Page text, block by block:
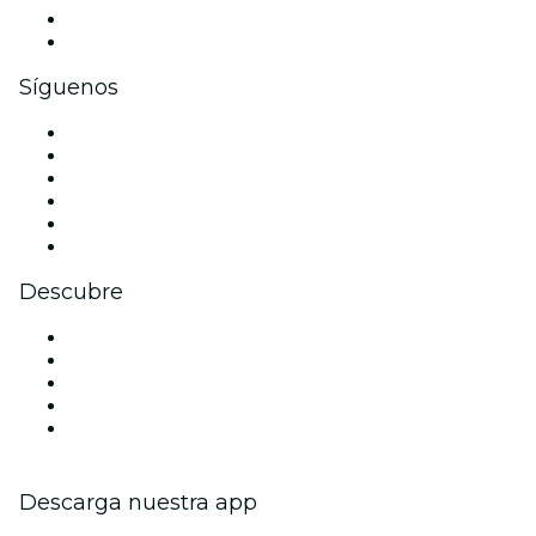
Síguenos
Descubre
Descarga nuestra app